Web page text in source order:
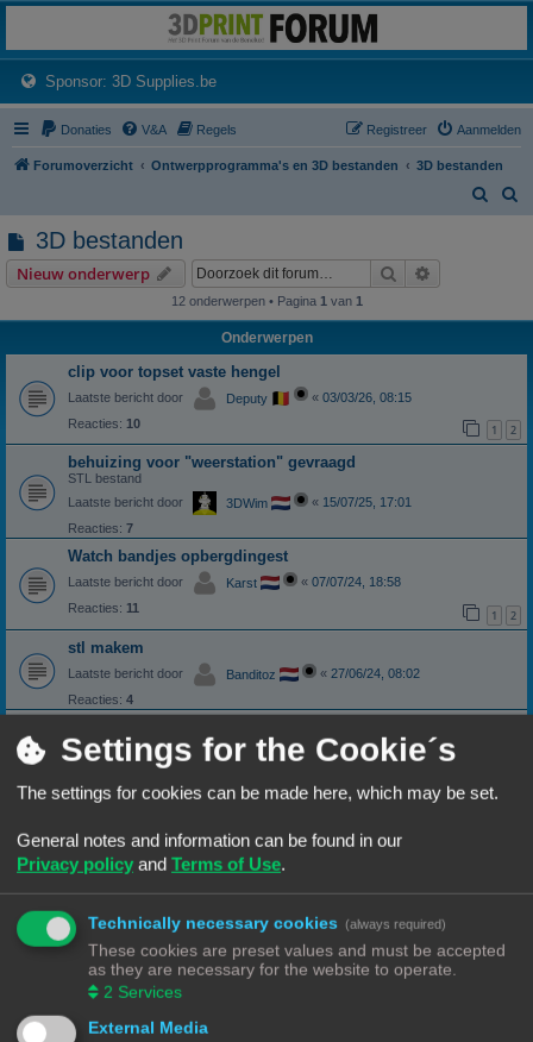
Het 3D print forum van de Benelux na de sluiting van 3dprintforum.nl
Sponsor: 3D Supplies.be(Opens a new tab)
Donaties V&A Regels Aanmelden
Registreer
Forumoverzicht Ontwerpprogramma's en 3D bestanden
3D bestanden
3D bestanden
Nieuw onderwerp Zoek
12 onderwerpen • Pagina 1 van 1
Onderwerpen
clip voor topset vaste hengel
Laatste bericht door Deputy « 03/03/26, 08:15
Reacties: 10 1 2
behuizing voor "weerstation" gevraagd
STL bestand
Laatste bericht door
3DWim « 15/07/25, 17:01
Reacties: 7
Watch bandjes opbergdingest
Laatste bericht door Karst « 07/07/24, 18:58
Reacties: 11 1 2
stl makem
Laatste bericht door Banditoz « 27/06/24, 08:02
Reacties: 4
STL file ERROR
Laatste bericht door
Reacties:9
Prusa MK4
Laatste bericht door
Wim62
Steunvoet ontwerper gezocht
Laatste bericht door «
08/01/24, 20:56
Reacties:10
Laatste bericht door
Settings for the Cookie´s
The settings for cookies can be made here, which may be set.
General notes and information can be found in our
Privacy policy and Terms of Use.
Technically necessary cookies (always required)
These cookies are preset values and must be accepted
as they are necessary for the website to operate.
2 Services
External Media